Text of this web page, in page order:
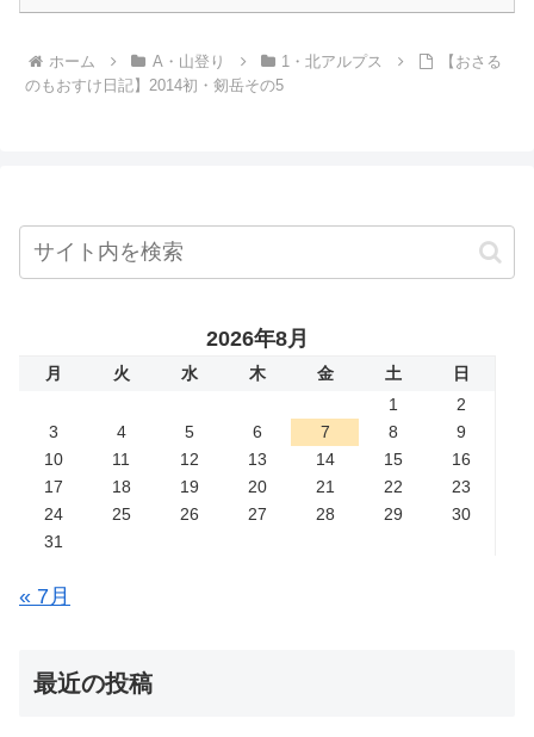
ホーム A・山登り 1・北アルプス
【おさる
のもおすけ日記】2014初・剱岳その5
2026年8月
月 火 水 木 金 土
日
1
2
3
4 5 6 7 8
9
10
11 12 13 14 15
16
17
18 19 20 21 22
23
24
25 26 27 28 29
30
31
« 7月
最近の投稿